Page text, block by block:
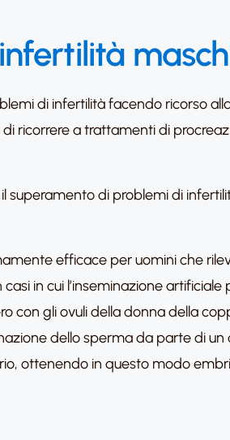
di infertilità facendo ricorso
ricorrere a trattamenti di
superamento di problemi di
efficace per uomini che
in cui l’inseminazione artificiale
con gli ovuli della donna della
dello sperma da parte di un
ottenendo in questo modo